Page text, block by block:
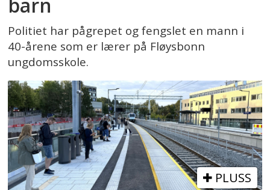
barn
Politiet har pågrepet og fengslet en mann i
40-årene som er lærer på Fløysbonn
ungdomsskole.
PLUSS